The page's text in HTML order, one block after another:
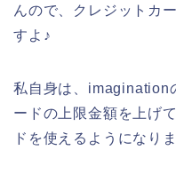
んので、クレジットカ
すよ♪
私自身は、imagination
ードの上限金額を上げ
ドを使えるようになり